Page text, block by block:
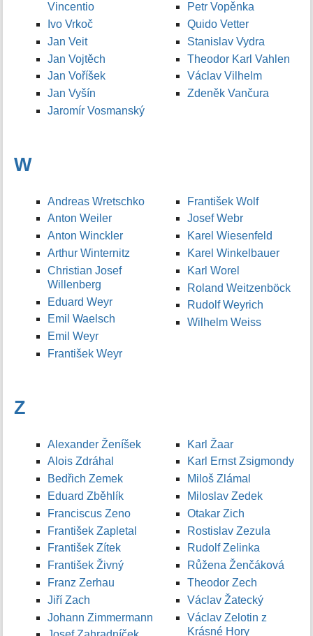
Vincentio
Ivo Vrkoč
Jan Veit
Jan Vojtěch
Jan Voříšek
Jan Vyšín
Jaromír Vosmanský
Petr Vopěnka
Quido Vetter
Stanislav Vydra
Theodor Karl Vahlen
Václav Vilhelm
Zdeněk Vančura
W
Andreas Wretschko
Anton Weiler
Anton Winckler
Arthur Winternitz
Christian Josef
Willenberg
Eduard Weyr
Emil Waelsch
Emil Weyr
František Weyr
František Wolf
Josef Webr
Karel Wiesenfeld
Karel Winkelbauer
Karl Worel
Roland Weitzenböck
Rudolf Weyrich
Wilhelm Weiss
Z
Alexander Ženíšek
Alois Zdráhal
Bedřich Zemek
Eduard Zběhlík
Franciscus Zeno
František Zapletal
František Zítek
František Živný
Franz Zerhau
Jiří Zach
Johann Zimmermann
Karl Žaar
Karl Ernst Zsigmondy
Miloš Zlámal
Miloslav Zedek
Otakar Zich
Rostislav Zezula
Rudolf Zelinka
Růžena Ženčáková
Theodor Zech
Václav Žatecký
Václav Zelotin z
Krásné Hory